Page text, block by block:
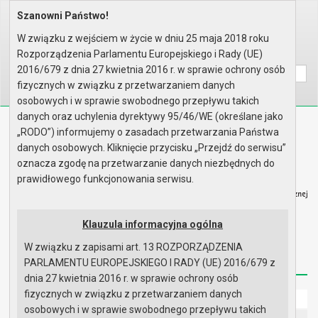
Home Organy Rada Miejska
Wyszukaj na stronie:
A AA
Biuletyn Informacji Publicznej
Urząd Miasta i Gminy w Gryfinie
Redakcja Instrukcja korzystania Dostępność
Strona główna
Szanowni Państwo!
W związku z wejściem w życie w dniu 25 maja 2018 roku
Rozporządzenia Parlamentu Europejskiego i Rady (UE)
2016/679 z dnia 27 kwietnia 2016 r. w sprawie ochrony osób
fizycznych w związku z przetwarzaniem danych
osobowych i w sprawie swobodnego przepływu takich
danych oraz uchylenia dyrektywy 95/46/WE (określane jako
„RODO”) informujemy o zasadach przetwarzania Państwa
danych osobowych. Kliknięcie przycisku „Przejdź do serwisu”
oznacza zgodę na przetwarzanie danych niezbędnych do
prawidłowego funkcjonowania serwisu.
Klauzula informacyjna ogólna
W związku z zapisami art. 13 ROZPORZĄDZENIA
PARLAMENTU EUROPEJSKIEGO I RADY (UE) 2016/679 z
dnia 27 kwietnia 2016 r. w sprawie ochrony osób
fizycznych w związku z przetwarzaniem danych
osobowych i w sprawie swobodnego przepływu takich